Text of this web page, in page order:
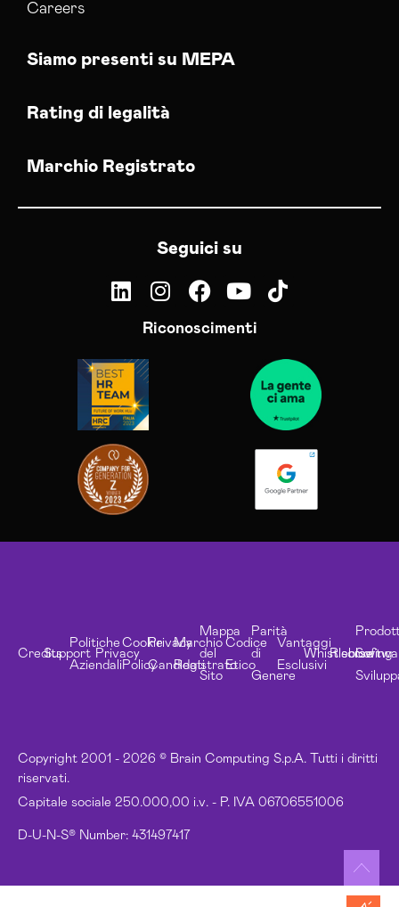
Careers
Siamo presenti su MEPA
Rating di legalità
Marchio Registrato
Seguici su
Riconoscimenti
Copyright 2001 - 2026 © Brain Computing S.p.A. Tutti i diritti
riservati.
Capitale sociale 250.000,00 i.v. - P. IVA 06706551006
D-U-N-S® Number: 431497417
CreditsSupport
Politiche
Aziendali
Privacy
Cookie
Policy
Privacy
Candidati
Marchio
Registrato
Mappa
del
Sito
Codice
Etico
Parità
di
Genere
Vantaggi
Esclusivi
Whistleblowing
Risorse